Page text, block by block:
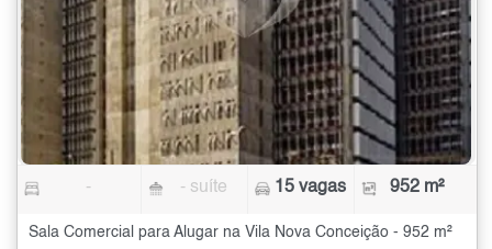
- - suíte 15 vagas 952 m²
Sala Comercial para Alugar na Vila Nova Conceição - 952 m²